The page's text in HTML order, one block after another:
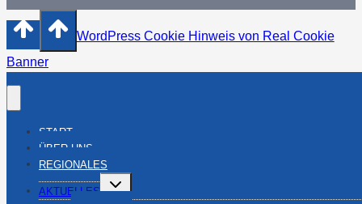
WordPress Cookie Hinweis von Real Cookie
Banner
START
ÜBER UNS
REGIONALES
AKTUELLES
Untermenü
umschalten